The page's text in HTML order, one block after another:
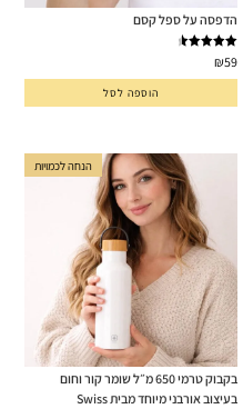
הדפסה על ספל קסם
דורג4.71₪59
הוספה לסל
הנחה לכמויות
בקבוק טרמי 650 מ״ל שומר קור וחום
בעיצוב אורבני מיוחד מבית Swiss